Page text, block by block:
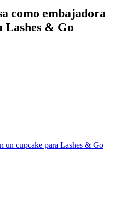
como embajadora
& Go
un cupcake para Lashes & Go